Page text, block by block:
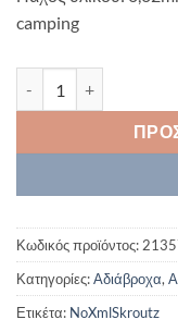
camping
Κωδικός προϊόντος:
Κατηγορίες:Αδιάβροχα,
Ετικέτα: NoXmlSkroutz